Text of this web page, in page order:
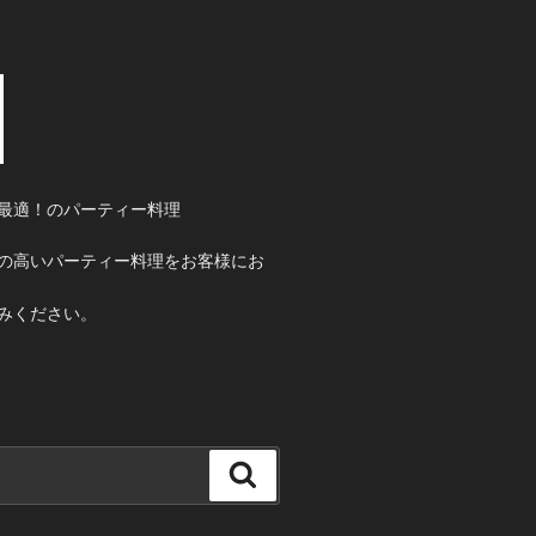
適！のパーティー料理
高いパーティー料理をお客様にお
ください。
索